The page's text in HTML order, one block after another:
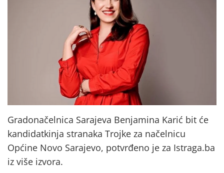
Gradonačelnica Sarajeva Benjamina Karić bit će
kandidatkinja stranaka Trojke za načelnicu
Općine Novo Sarajevo, potvrđeno je za Istraga.ba
iz više izvora.